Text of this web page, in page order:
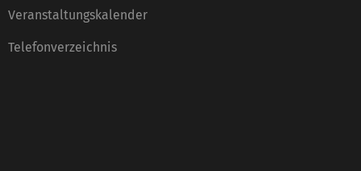
Veranstaltungskalender
Telefonverzeichnis